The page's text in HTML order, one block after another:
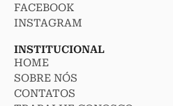
FACEBOOK
INSTAGRAM
INSTITUCIONAL
HOME
SOBRE NÓS
CONTATOS